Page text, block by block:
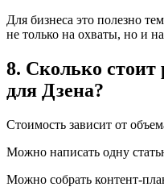
Для бизнеса это полезно
не только на охваты, но и
8. Сколько стоит
для Дзена?
Стоимость зависит от
Можно написать одну
Можно собрать контент-